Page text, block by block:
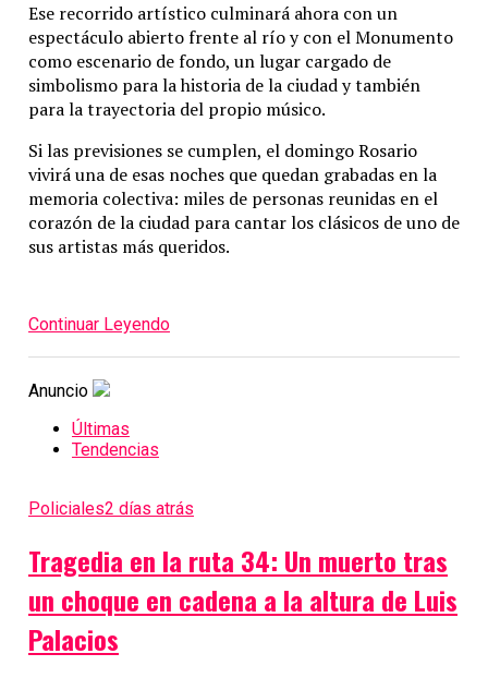
Ese recorrido artístico culminará ahora conun
espectáculo abiertofrente al ríoycon elMonumento
como escenario defondo, unlugar cargado de
simbolismo paralahistoria dela ciudadytambién
paralatrayectoria del propio músico.
Silas previsiones se cumplen, el domingoRosario
viviráuna de esas noches que quedan grabadas enla
memoria colectiva: miles de personas reunidas en el
corazón dela ciudad para cantarlos clásicos deuno de
sus artistas más queridos.
Continuar Leyendo
Anuncio
Últimas
Tendencias
Policiales2 días atrás
Tragedia en la ruta 34: Un muerto tras
un choque en cadena a la altura de Luis
Palacios